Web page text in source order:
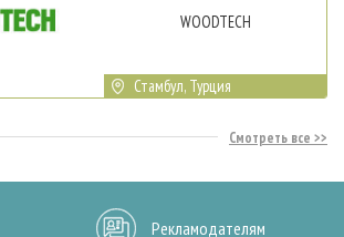
WOODTECH
Стамбул, Турция
Смотреть все
Рекламодателям